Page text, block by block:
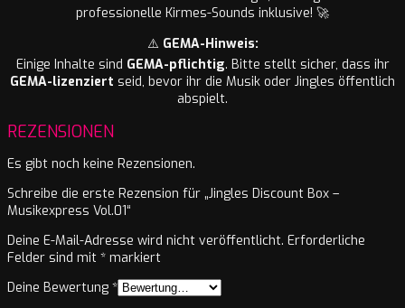
professionelle Kirmes-Sounds inklusive! 🚀
⚠️ GEMA-Hinweis:
Einige Inhalte sind GEMA-pflichtig. Bitte stellt sicher, dass ihr
GEMA-lizenziert seid, bevor ihr die Musik oder Jingles öffentlich
abspielt.
REZENSIONEN
Es gibt noch keine Rezensionen.
Schreibe die erste Rezension für „Jingles Discount Box –
Musikexpress Vol.01“
Deine E-Mail-Adresse wird nicht veröffentlicht. Erforderliche
Felder sind mit * markiert
Deine Bewertung *